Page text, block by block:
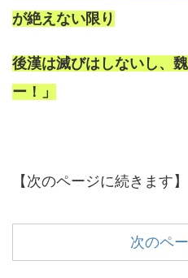
が絶えない限り
後漢は滅びはしないし、
ー！」
【次のページに続きます】
次のペ